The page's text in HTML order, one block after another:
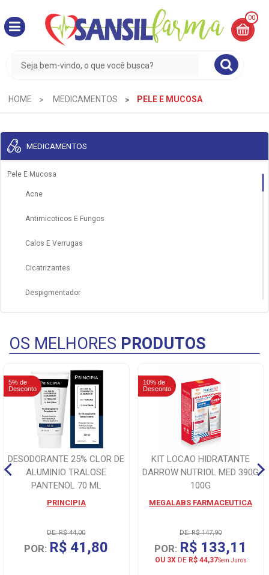
00
CESTA
R$
0,00
HOME MEDICAMENTOS PELE E MUCOSA
MEDICAMENTOS
Pele E Mucosa
Acne
Antimicoticos E Fungos
Calos E Verrugas
Cicatrizantes
Despigmentador
OS MELHORES PRODUTOS
5% de
Desconto
DESODORANTE 25% CLOR DE
ALUMINIO TRALOSE
PANTENOL 70 ML
PRINCIPIA
DE: R$ 44,00
POR: R$ 41,80
10% de
Desconto
KIT LOCAO HIDRATANTE
DARROW NUTRIOL MED 390G
100G
MEGALABS FARMACEUTICA
DE: R$ 147,90
POR: R$ 133,11
OU 3XDE R$ 44,37Sem Juros